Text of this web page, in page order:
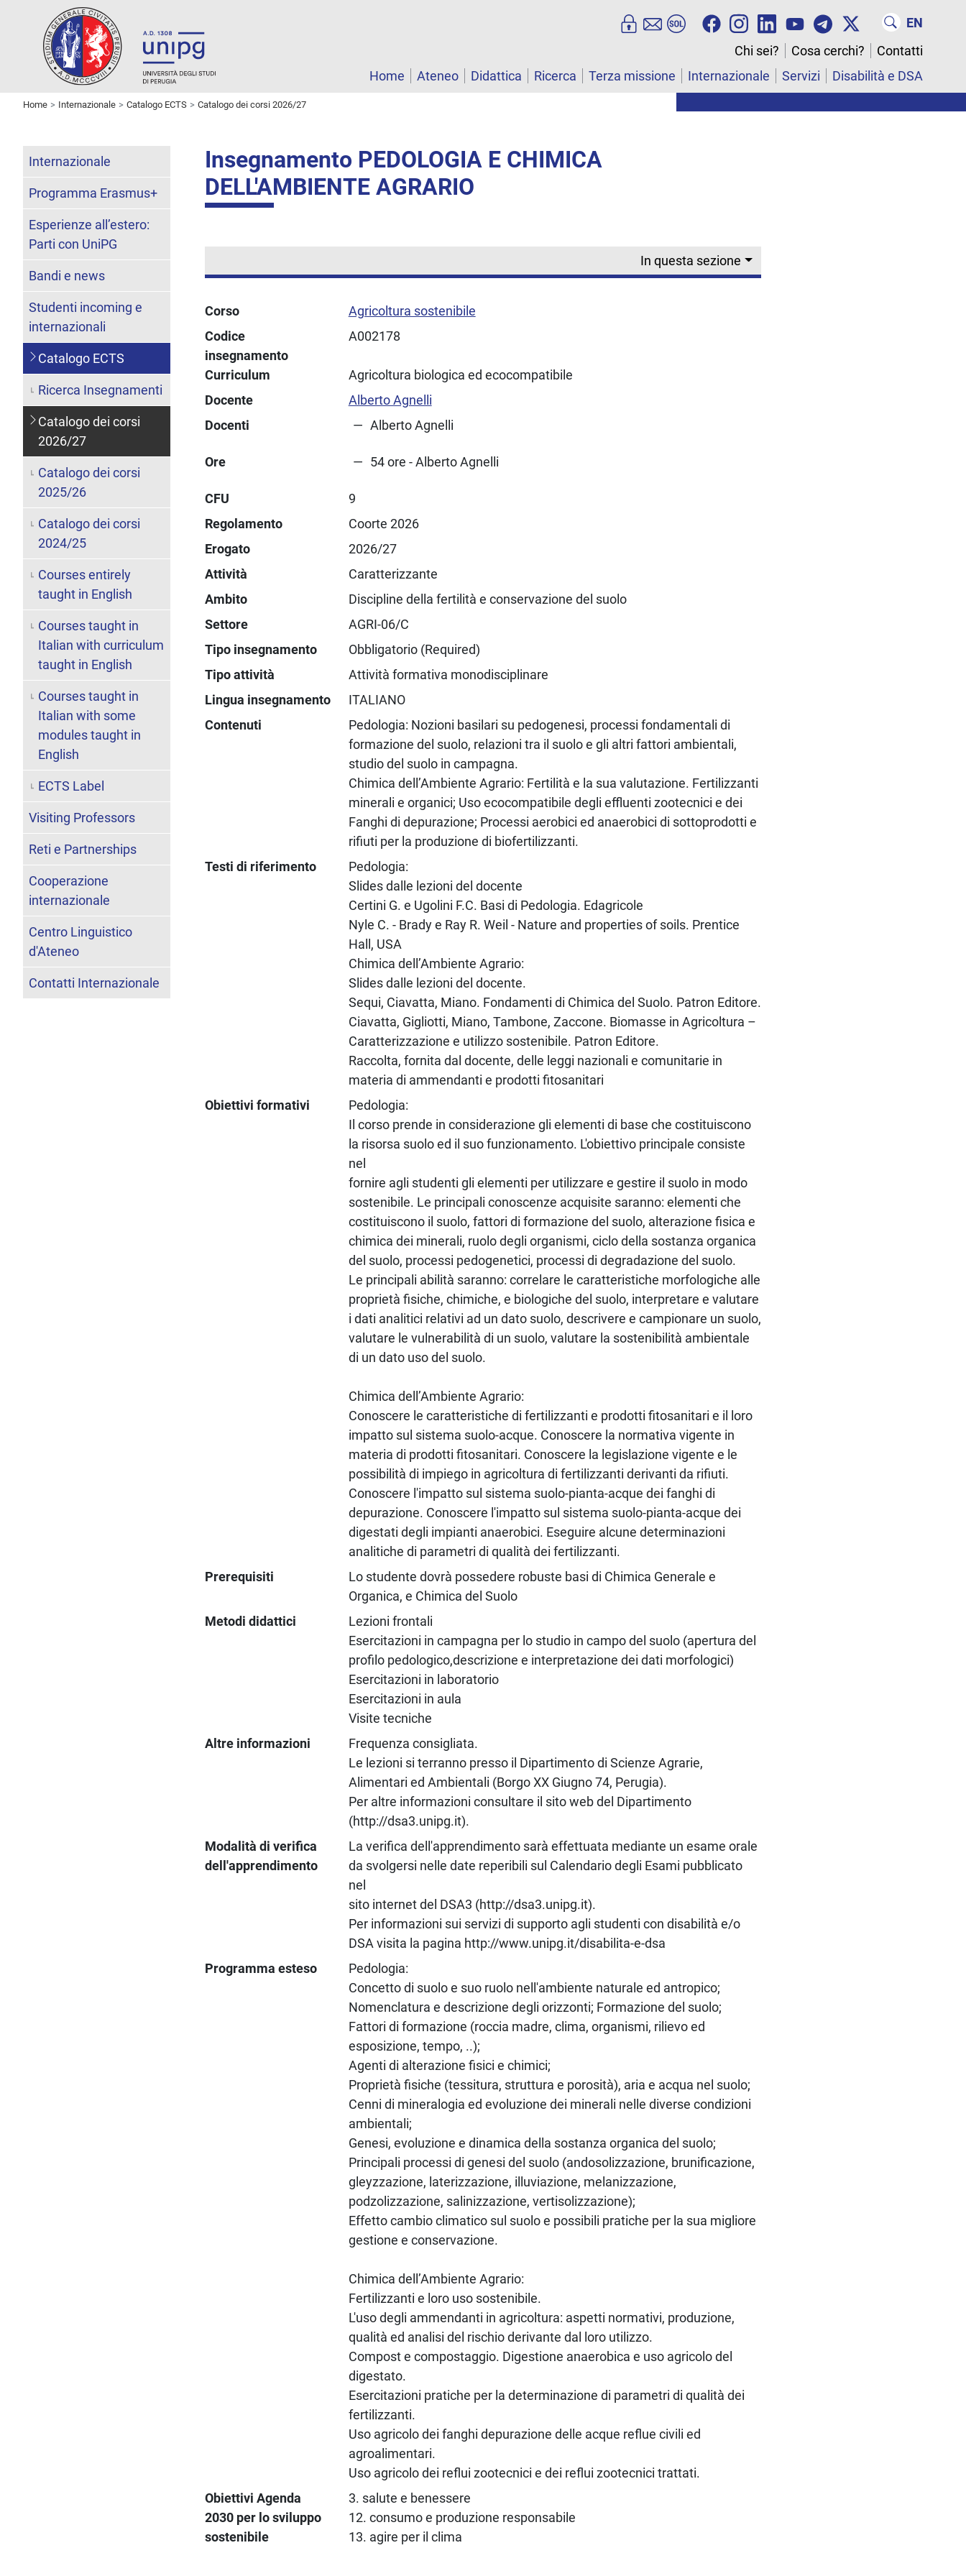
EN
Chi sei?
Cosa cerchi?
Contatti
Home
Ateneo Didattica Ricerca Terza missione Internazionale Servizi Disabilità e DSA
Home Internazionale Catalogo ECTS Catalogo dei corsi 2026/27
Insegnamento PEDOLOGIA E CHIMICA
DELL'AMBIENTE AGRARIO
In questa sezione
Corso
Agricoltura sostenibile
Codice
insegnamento
A002178
Curriculum
Agricoltura biologica ed ecocompatibile
Docente
Alberto Agnelli
Docenti
Alberto Agnelli
Ore 54 ore - Alberto Agnelli
CFU
9
Regolamento
Coorte 2026
Erogato
2026/27
Attività
Caratterizzante
Ambito
Discipline della fertilità e conservazione del suolo
Settore
AGRI-06/C
Tipo insegnamento
Obbligatorio (Required)
Tipo attività
Attività formativa monodisciplinare
Lingua insegnamento
ITALIANO
Contenuti
Pedologia: Nozioni basilari su pedogenesi, processi fondamentali di
formazione del suolo, relazioni tra il suolo e gli altri fattori ambientali,
studio del suolo in campagna.
Chimica dell’Ambiente Agrario: Fertilità e la sua valutazione. Fertilizzanti
minerali e organici; Uso ecocompatibile degli effluenti zootecnici e dei
Fanghi di depurazione; Processi aerobici ed anaerobici di sottoprodotti e
rifiuti per la produzione di biofertilizzanti.
Testi di riferimento
Pedologia:
Slides dalle lezioni del docente
Certini G. e Ugolini F.C. Basi di Pedologia. Edagricole
Nyle C. - Brady e Ray R. Weil - Nature and properties of soils. Prentice
Hall, USA
Chimica dell’Ambiente Agrario:
Slides dalle lezioni del docente.
Sequi, Ciavatta, Miano. Fondamenti di Chimica del Suolo. Patron Editore.
Ciavatta, Gigliotti, Miano, Tambone, Zaccone. Biomasse in Agricoltura –
Caratterizzazione e utilizzo sostenibile. Patron Editore.
Raccolta, fornita dal docente, delle leggi nazionali e comunitarie in
materia di ammendanti e prodotti fitosanitari
Obiettivi formativi
Pedologia:
Il corso prende in considerazione gli elementi di base che costituiscono
la risorsa suolo ed il suo funzionamento. L'obiettivo principale consiste
nel
fornire agli studenti gli elementi per utilizzare e gestire il suolo in modo
sostenibile. Le principali conoscenze acquisite saranno: elementi che
costituiscono il suolo, fattori di formazione del suolo, alterazione fisica e
chimica dei minerali, ruolo degli organismi, ciclo della sostanza organica
del suolo, processi pedogenetici, processi di degradazione del suolo.
Le principali abilità saranno: correlare le caratteristiche morfologiche alle
proprietà fisiche, chimiche, e biologiche del suolo, interpretare e valutare
i dati analitici relativi ad un dato suolo, descrivere e campionare un suolo,
valutare le vulnerabilità di un suolo, valutare la sostenibilità ambientale
di un dato uso del suolo.
Chimica dell’Ambiente Agrario:
Conoscere le caratteristiche di fertilizzanti e prodotti fitosanitari e il loro
impatto sul sistema suolo-acque. Conoscere la normativa vigente in
materia di prodotti fitosanitari. Conoscere la legislazione vigente e le
possibilità di impiego in agricoltura di fertilizzanti derivanti da rifiuti.
Conoscere l'impatto sul sistema suolo-pianta-acque dei fanghi di
depurazione. Conoscere l'impatto sul sistema suolo-pianta-acque dei
digestati degli impianti anaerobici. Eseguire alcune determinazioni
analitiche di parametri di qualità dei fertilizzanti.
Prerequisiti
Lo studente dovrà possedere robuste basi di Chimica Generale e
Organica, e Chimica del Suolo
Metodi didattici
Lezioni frontali
Esercitazioni in campagna per lo studio in campo del suolo (apertura del
profilo pedologico,descrizione e interpretazione dei dati morfologici)
Esercitazioni in laboratorio
Esercitazioni in aula
Visite tecniche
Altre informazioni
Frequenza consigliata.
Le lezioni si terranno presso il Dipartimento di Scienze Agrarie,
Alimentari ed Ambientali (Borgo XX Giugno 74, Perugia).
Per altre informazioni consultare il sito web del Dipartimento
(http://dsa3.unipg.it).
Modalità di verifica
dell'apprendimento
La verifica dell'apprendimento sarà effettuata mediante un esame orale
da svolgersi nelle date reperibili sul Calendario degli Esami pubblicato
nel
sito internet del DSA3 (http://dsa3.unipg.it).
Per informazioni sui servizi di supporto agli studenti con disabilità e/o
DSA visita la pagina http://www.unipg.it/disabilita-e-dsa
Programma esteso
Pedologia:
Concetto di suolo e suo ruolo nell'ambiente naturale ed antropico;
Nomenclatura e descrizione degli orizzonti; Formazione del suolo;
Fattori di formazione (roccia madre, clima, organismi, rilievo ed
esposizione, tempo, ..);
Agenti di alterazione fisici e chimici;
Proprietà fisiche (tessitura, struttura e porosità), aria e acqua nel suolo;
Cenni di mineralogia ed evoluzione dei minerali nelle diverse condizioni
ambientali;
Genesi, evoluzione e dinamica della sostanza organica del suolo;
Principali processi di genesi del suolo (andosolizzazione, brunificazione,
gleyzzazione, laterizzazione, illuviazione, melanizzazione,
podzolizzazione, salinizzazione, vertisolizzazione);
Effetto cambio climatico sul suolo e possibili pratiche per la sua migliore
gestione e conservazione.
Chimica dell’Ambiente Agrario:
Fertilizzanti e loro uso sostenibile.
L'uso degli ammendanti in agricoltura: aspetti normativi, produzione,
qualità ed analisi del rischio derivante dal loro utilizzo.
Compost e compostaggio. Digestione anaerobica e uso agricolo del
digestato.
Esercitazioni pratiche per la determinazione di parametri di qualità dei
fertilizzanti.
Uso agricolo dei fanghi depurazione delle acque reflue civili ed
agroalimentari.
Uso agricolo dei reflui zootecnici e dei reflui zootecnici trattati.
Obiettivi Agenda
2030 per lo sviluppo
sostenibile
3. salute e benessere
12. consumo e produzione responsabile
13. agire per il clima
Internazionale
Programma Erasmus+
Esperienze all’estero:
Parti con UniPG
Bandi e news
Studenti incoming e
internazionali
Catalogo ECTS
Ricerca Insegnamenti
Catalogo dei corsi
2026/27
Catalogo dei corsi
2025/26
Catalogo dei corsi
2024/25
Courses entirely
taught in English
Courses taught in
Italian with curriculum
taught in English
Courses taught in
Italian with some
modules taught in
English
ECTS Label
Visiting Professors
Reti e Partnerships
Cooperazione
internazionale
Centro Linguistico
d'Ateneo
Contatti Internazionale